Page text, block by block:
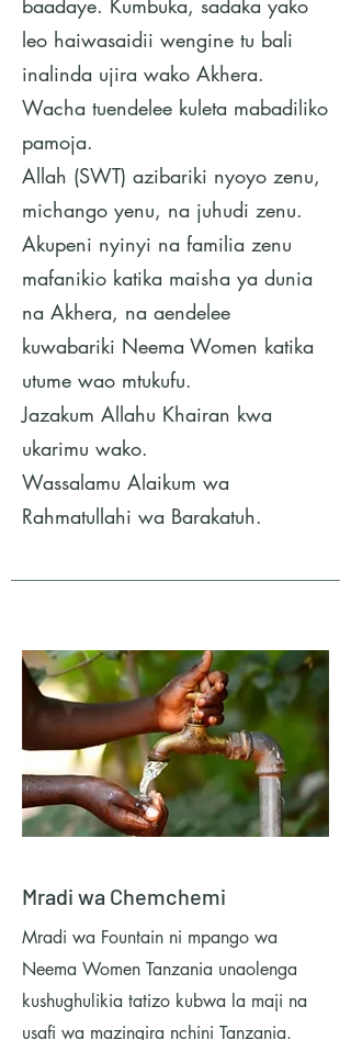
baadaye. Kumbuka, sadaka yako
leo haiwasaidii wengine tu bali
inalinda ujira wako Akhera.
Wacha tuendelee kuleta mabadiliko
pamoja.
Allah (SWT) azibariki nyoyo zenu,
michango yenu, na juhudi zenu.
Akupeni nyinyi na familia zenu
mafanikio katika maisha ya dunia
na Akhera, na aendelee
kuwabariki Neema Women katika
utume wao mtukufu.
Jazakum Allahu Khairan kwa
ukarimu wako.
Wassalamu Alaikum wa
Rahmatullahi wa Barakatuh.
Mradi wa Chemchemi
Mradi wa Fountain ni mpango wa
Neema Women Tanzania unaolenga
kushughulikia tatizo kubwa la maji na
usafi wa mazingira nchini Tanzania.